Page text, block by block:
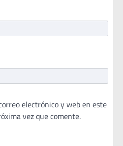
electrónico y web en este
vez que comente.